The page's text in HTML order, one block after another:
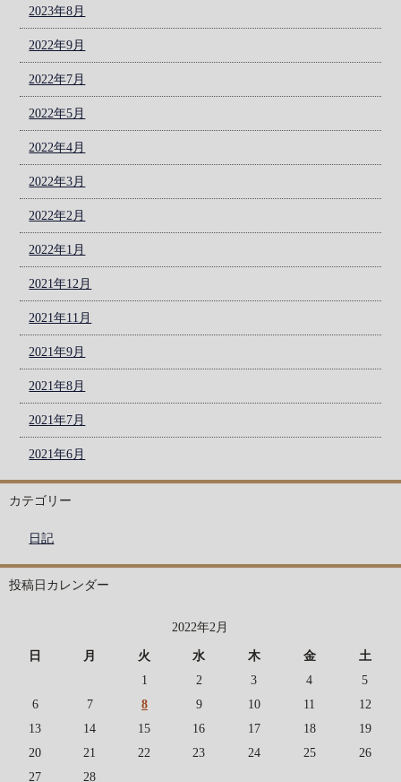
2023年8月
2022年9月
2022年7月
2022年5月
2022年4月
2022年3月
2022年2月
2022年1月
2021年12月
2021年11月
2021年9月
2021年8月
2021年7月
2021年6月
カテゴリー
日記
投稿日カレンダー
2022年2月
日 月 火 水 木 金
土
1
2 3 4
5
6
7 8 9 10 11
12
13
14 15 16 17 18
19
20
21 22 23 24 25
26
27
28